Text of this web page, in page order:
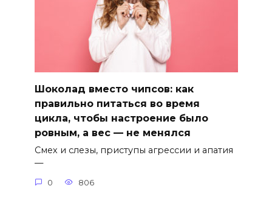
Шоколад вместо чипсов: как
правильно питаться во время
цикла, чтобы настроение было
ровным, а вес — не менялся
Смех и слезы, приступы агрессии и апатия
—
0 806